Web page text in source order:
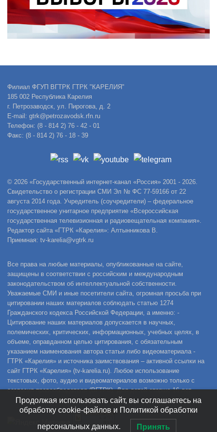
Филиал ФГУП ВГТРК ГТРК "КАРЕЛИЯ"
185 002 Республика Карелия
г. Петрозаводск, ул. Пирогова, д. 2
E-mail: gtrk@petrozavodsk.rfn.ru
Телефон: (8 - 814 2) 76 - 42 - 01
Факс: (8 - 814 2) 76 - 18 - 39
© 2026 «Государственный интернет-канал «Россия» 2001 - 2026.
Свидетельство о регистрации СМИ Эл № ФС 77-59166 от 22
августа 2014 года. Учредитель (соучредители) – федеральное
государственное унитарное предприятие «Всероссийская
государственная телевизионная и радиовещательная компания».
Редактор сайта «ГТРК «Карелия»: Алтынникова В.
Приемная: tv-karelia@vgtrk.ru
Все права на любые материалы, опубликованные на сайте,
защищены в соответствии с российским и международным
законодательством об интеллектуальной собственности.
Уважаемые СМИ и иные посетители сайта, огромная просьба при
цитировании наших материалов соблюдать статью 1274
Гражданского кодекса Российской Федерации, а именно: -
Цитирование наших материалов допускается в научных,
полемических, критических, информационных, учебных целях, в
объеме, оправданном целью цитирования, с обязательным
указанием наименования автора статьи либо видеоматериала -
ГТРК «Карелия» и источника заимствования – активной ссылки на
сайт ГТРК «Карелия» (tv-karelia.ru). Любое использование
текстовых, фото, аудио и видеоматериалов возможно только с
согласия правообладателя (ВГТРК). Для детей старше 16 лет.
Продолжая использовать сайт, вы соглашаетесь на
обработку cookie-файлов и Политикой обработки
персональных данных. Принять